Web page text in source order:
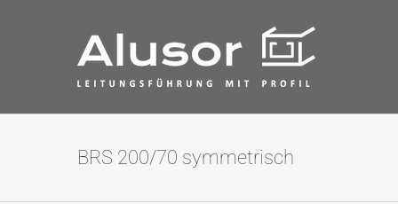
BRS 200/70 symmetrisch